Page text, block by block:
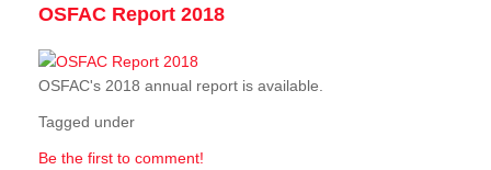
OSFAC Report 2018
OSFAC's 2018 annual report is available.
Tagged under
Be the first to comment!